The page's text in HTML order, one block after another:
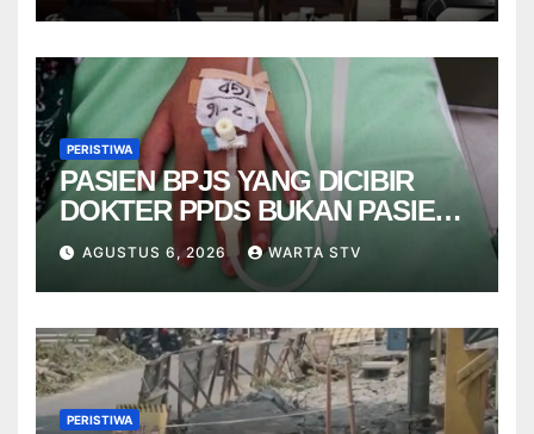
PERISTIWA
PASIEN BPJS YANG DICIBIR
DOKTER PPDS BUKAN PASIEN
RSUP DR. SARDJITO
AGUSTUS 6, 2026 WARTA STV
PERISTIWA